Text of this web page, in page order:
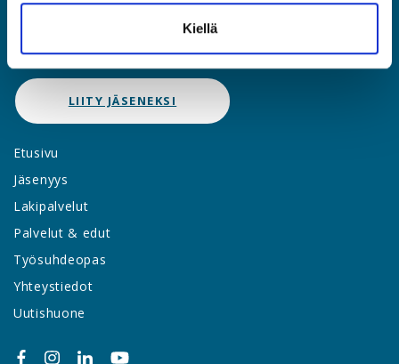
Kiellä
JÄSENPORTAALIIN
LIITY JÄSENEKSI
Etusivu
Jäsenyys
Lakipalvelut
Palvelut & edut
Työsuhdeopas
Yhteystiedot
Uutishuone